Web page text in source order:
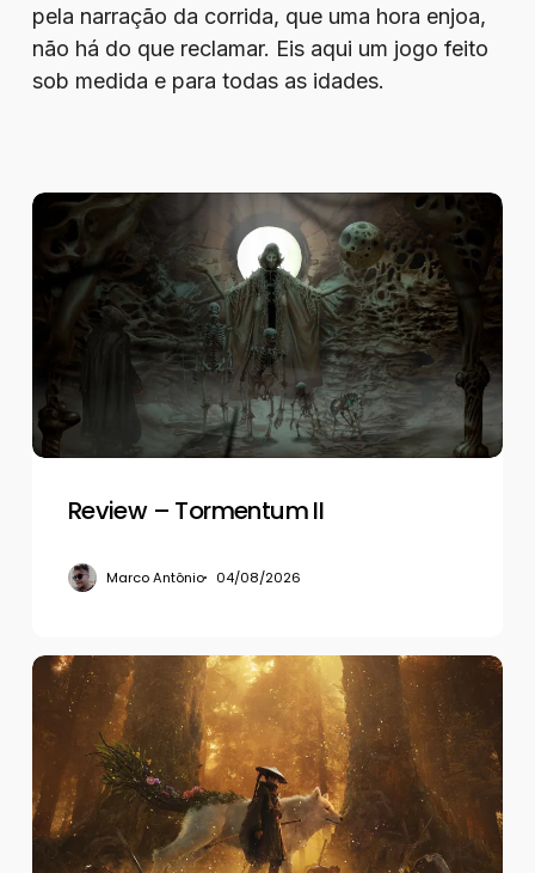
pela narração da corrida, que uma hora enjoa,
não há do que reclamar. Eis aqui um jogo feito
sob medida e para todas as idades.
Review
Tormentum
Review – Tormentum II
Marco Antônio 04/08/2026
Review
–
Beast
Reincarnation